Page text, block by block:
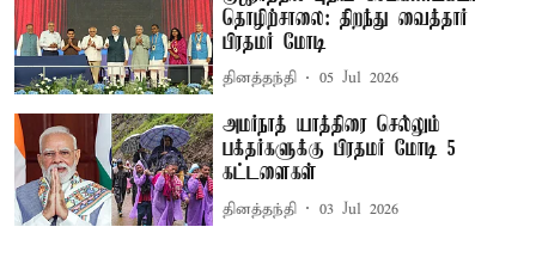
தொழிற்சாலை: திறந்து வைத்தார்
பிரதமர் மோடி
தினத்தந்தி 05 Jul 2026
அமர்நாத் யாத்திரை செல்லும்
பக்தர்களுக்கு பிரதமர் மோடி 5
கட்டளைகள்
தினத்தந்தி 03 Jul 2026